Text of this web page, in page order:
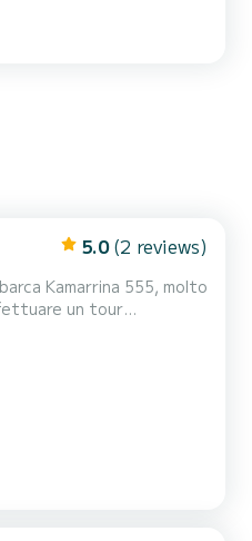
5.0 (2 reviews)
Kamarrina 555, molto
un tour
Spargi, Budelli,
mas...